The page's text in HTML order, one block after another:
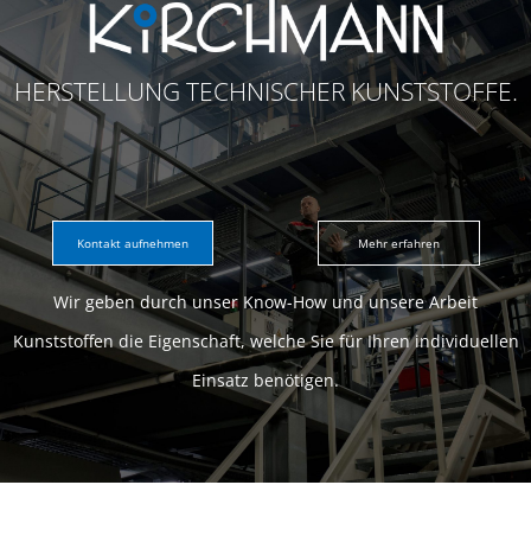
HERSTELLUNG TECHNISCHER KUNSTSTOFFE.
Kontakt aufnehmen Mehr erfahren
Wir geben durch unser Know-How und unsere Arbeit
Kunststoffen die Eigenschaft, welche Sie für Ihren individuellen
Einsatz benötigen.